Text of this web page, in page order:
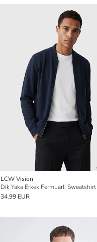
LCW Vision
Dik Yaka Erkek Fermuarlı Sweatshirt
34.99 EUR